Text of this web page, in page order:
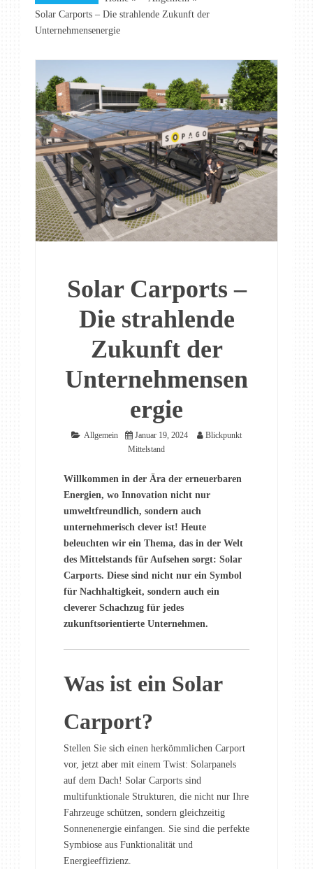
Solar Carports – Die strahlende Zukunft der
Unternehmensenergie
Solar Carports –
Die strahlende
Zukunft der
Unternehmensen
ergie
Allgemein Januar 19, 2024
Blickpunkt
Mittelstand
Willkommen in der Ära der erneuerbaren
Energien, wo Innovation nicht nur
umweltfreundlich, sondern auch
unternehmerisch clever ist! Heute
beleuchten wir ein Thema, das in der Welt
des Mittelstands für Aufsehen sorgt: Solar
Carports. Diese sind nicht nur ein Symbol
für Nachhaltigkeit, sondern auch ein
cleverer Schachzug für jedes
zukunftsorientierte Unternehmen.
Was ist ein Solar
Carport?
Stellen Sie sich einen herkömmlichen Carport
vor, jetzt aber mit einem Twist: Solarpanels
auf dem Dach! Solar Carports sind
multifunktionale Strukturen, die nicht nur Ihre
Fahrzeuge schützen, sondern gleichzeitig
Sonnenenergie einfangen. Sie sind die perfekte
Symbiose aus Funktionalität und
Energieeffizienz.